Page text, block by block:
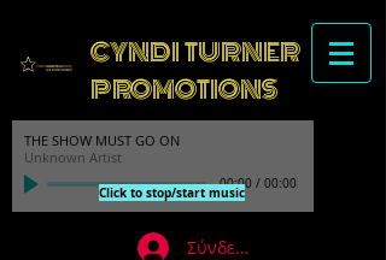
CYNDI TURNER
PROMOTIONS
THE SHOW MUST GO ON
Unknown Artist
00:00 / 00:00
Click to stop/start music
Σύνδεση